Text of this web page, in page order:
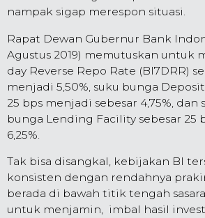
nampak sigap merespon situasi.
Rapat Dewan Gubernur Bank
Agustus 2019) memutuskan untuk
day Reverse Repo Rate (BI7DRR)
menjadi 5,50%, suku bunga
25 bps menjadi sebesar 4,75%, dan
bunga Lending Facility sebesar 25
6,25%.
Tak bisa disangkal, kebijakan BI
konsisten dengan rendahnya
berada di bawah titik tengah
untuk menjamin, imbal hasil